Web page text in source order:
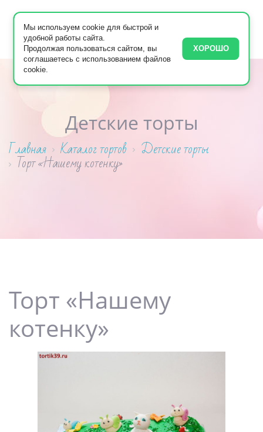
Детские торты
Главная Каталог тортов Детские торты
Торт «Нашему котенку»
Торт «Нашему
котенку»
Мы используем cookie для быстрой и
удобной работы сайта.
Продолжая пользоваться сайтом, вы
соглашаетесь с использованием файлов
cookie.
ХОРОШО